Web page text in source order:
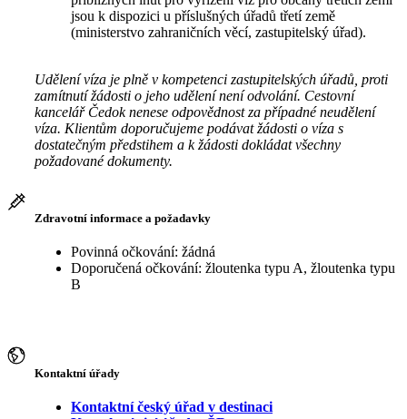
jsou k dispozici u příslušných úřadů třetí země
(ministerstvo zahraničních věcí, zastupitelský úřad).
Udělení víza je plně v kompetenci zastupitelských úřadů, proti
zamítnutí žádosti o jeho udělení není odvolání. Cestovní
kancelář Čedok nenese odpovědnost za případné neudělení
víza. Klientům doporučujeme podávat žádosti o víza s
dostatečným předstihem a k žádosti dokládat všechny
požadované dokumenty.
Zdravotní informace a požadavky
Povinná očkování: žádná
Doporučená očkování: žloutenka typu A, žloutenka typu
B
Kontaktní úřady
Kontaktní český úřad v destinaci